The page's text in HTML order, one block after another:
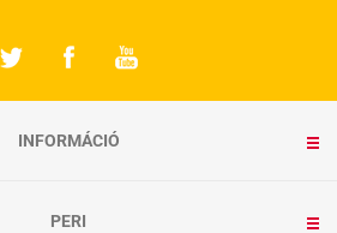
INFORMÁCIÓ
PERI